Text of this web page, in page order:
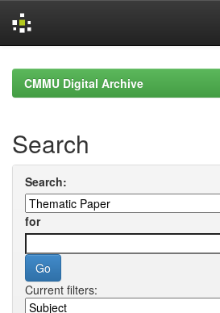
navigationCMMU Digital Archive
Search
Search:
for
Current filters: